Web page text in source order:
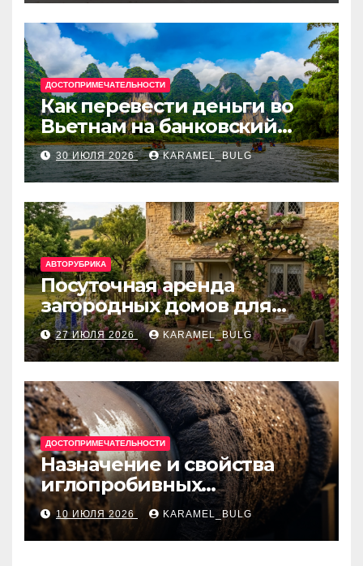
и Европе
ДОСТОПРИМЕЧАТЕЛЬНОСТИ
Как перевести деньги во
Вьетнам на банковский
счёт: VietcomBank, BIDV,
Techcombank и другие
банки
30 ИЮЛЯ 2026 KARAMEL_BULG
АВТОРУБРИКА
Посуточная аренда
загородных домов для
отдыха
27 ИЮЛЯ 2026 KARAMEL_BULG
ДОСТОПРИМЕЧАТЕЛЬНОСТИ
Назначение и свойства
иглопробивных
базальтовых огнеупорных
матов
10 ИЮЛЯ 2026 KARAMEL_BULG